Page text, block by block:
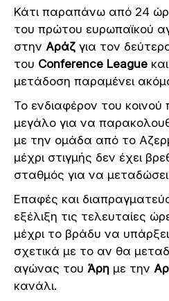
Κάτι παραπάνω από 24
του πρώτου ευρωπαϊκού
στην Αράζ για τον
του Conference League
μετάδοση παραμένει
Το ενδιαφέρον του κοινού
μεγάλο για να
με την ομάδα από το
μέχρι στιγμής δεν έχει
σταθμός για να
Επαφές και
εξέλιξη τις τελευταίες
μέχρι το βράδυ να
σχετικά με το αν θα
αγώνας του Άρη με την
κανάλι.